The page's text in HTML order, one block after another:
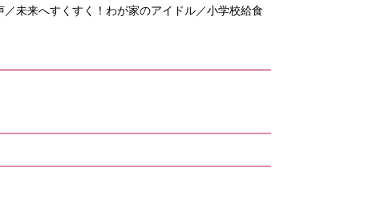
未来へすくすく！わが家のアイドル／小学校給食